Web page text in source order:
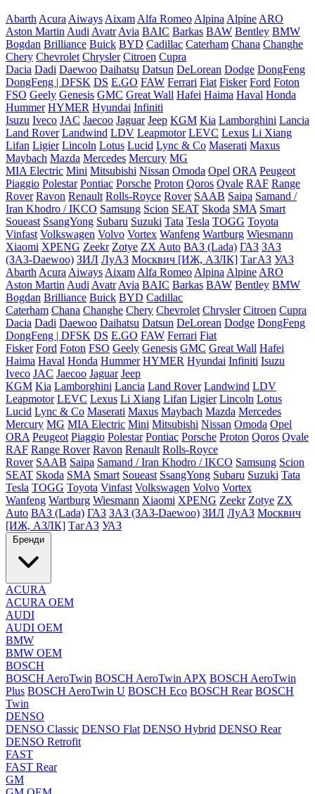
Abarth Acura Aiways Aixam Alfa Romeo Alpina Alpine ARO
Aston Martin Audi Avatr Avia BAIC Barkas BAW Bentley BMW
Bogdan Brilliance Buick BYD Cadillac Caterham Chana Changhe
Chery Chevrolet Chrysler Citroen Cupra
Dacia Dadi Daewoo Daihatsu Datsun DeLorean Dodge DongFeng
DongFeng | DFSK DS E.GO FAW Ferrari Fiat Fisker Ford Foton
FSO Geely Genesis GMC Great Wall Hafei Haima Haval Honda
Hummer HYMER Hyundai Infiniti
Isuzu Iveco JAC Jaecoo Jaguar Jeep KGM Kia Lamborghini Lancia
Land Rover Landwind LDV Leapmotor LEVC Lexus Li Xiang
Lifan Ligier Lincoln Lotus Lucid Lync & Co Maserati Maxus
Maybach Mazda Mercedes Mercury MG
MIA Electric Mini Mitsubishi Nissan Omoda Opel ORA Peugeot
Piaggio Polestar Pontiac Porsche Proton Qoros Qvale RAF Range
Rover Ravon Renault Rolls-Royce Rover SAAB Saipa Samand /
Iran Khodro / IKCO Samsung Scion SEAT Skoda SMA Smart
Soueast SsangYong Subaru Suzuki Tata Tesla TOGG Toyota
Vinfast Volkswagen Volvo Vortex Wanfeng Wartburg Wiesmann
Xiaomi XPENG Zeekr Zotye ZX Auto ВАЗ (Lada) ГАЗ ЗАЗ
(ЗАЗ-Daewoo) ЗИЛ ЛуАЗ Москвич [ИЖ, АЗЛК] ТагАЗ УАЗ
Abarth Acura Aiways Aixam Alfa Romeo Alpina Alpine ARO
Aston Martin Audi Avatr Avia BAIC Barkas BAW Bentley BMW
Bogdan Brilliance Buick BYD Cadillac
Caterham Chana Changhe Chery Chevrolet Chrysler Citroen Cupra
Dacia Dadi Daewoo Daihatsu Datsun DeLorean Dodge DongFeng
DongFeng | DFSK DS E.GO FAW Ferrari Fiat
Fisker Ford Foton FSO Geely Genesis GMC Great Wall Hafei
Haima Haval Honda Hummer HYMER Hyundai Infiniti Isuzu
Iveco JAC Jaecoo Jaguar Jeep
KGM Kia Lamborghini Lancia Land Rover Landwind LDV
Leapmotor LEVC Lexus Li Xiang Lifan Ligier Lincoln Lotus
Lucid Lync & Co Maserati Maxus Maybach Mazda Mercedes
Mercury MG MIA Electric Mini Mitsubishi Nissan Omoda Opel
ORA Peugeot Piaggio Polestar Pontiac Porsche Proton Qoros Qvale
RAF Range Rover Ravon Renault Rolls-Royce
Rover SAAB Saipa Samand / Iran Khodro / IKCO Samsung Scion
SEAT Skoda SMA Smart Soueast SsangYong Subaru Suzuki Tata
Tesla TOGG Toyota Vinfast Volkswagen Volvo Vortex
Wanfeng Wartburg Wiesmann Xiaomi XPENG Zeekr Zotye ZX
Auto ВАЗ (Lada) ГАЗ ЗАЗ (ЗАЗ-Daewoo) ЗИЛ ЛуАЗ Москвич
[ИЖ, АЗЛК] ТагАЗ УАЗ
Бренди
ACURA
ACURA OEM
AUDI
AUDI OEM
BMW
BMW OEM
BOSCH
BOSCH AeroTwin BOSCH AeroTwin APX BOSCH AeroTwin
Plus BOSCH AeroTwin U BOSCH Eco BOSCH Rear BOSCH
Twin
DENSO
DENSO Classic DENSO Flat DENSO Hybrid DENSO Rear
DENSO Retrofit
FAST
FAST Rear
GM